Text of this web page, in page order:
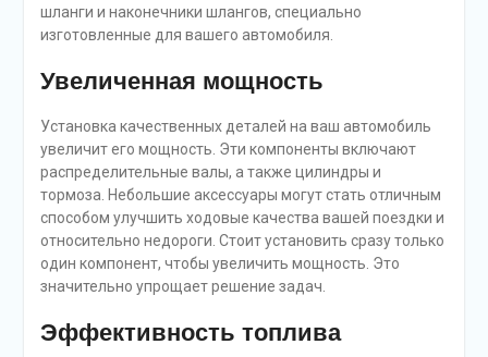
шланги и наконечники шлангов, специально
изготовленные для вашего автомобиля.
Увеличенная мощность
Установка качественных деталей на ваш автомобиль
увеличит его мощность. Эти компоненты включают
распределительные валы, а также цилиндры и
тормоза. Небольшие аксессуары могут стать отличным
способом улучшить ходовые качества вашей поездки и
относительно недороги. Стоит установить сразу только
один компонент, чтобы увеличить мощность. Это
значительно упрощает решение задач.
Эффективность топлива